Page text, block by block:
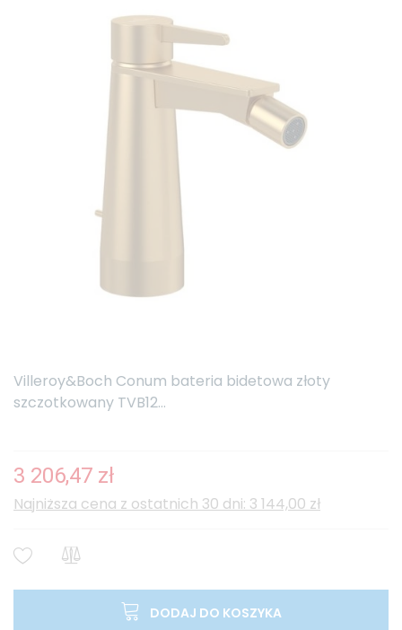
Villeroy&Boch Conum bateria bidetowa złoty
szczotkowany TVB12...
3 206,47 zł
Najniższa cena z ostatnich 30 dni: 3 144,00 zł
DODAJ DO KOSZYKA